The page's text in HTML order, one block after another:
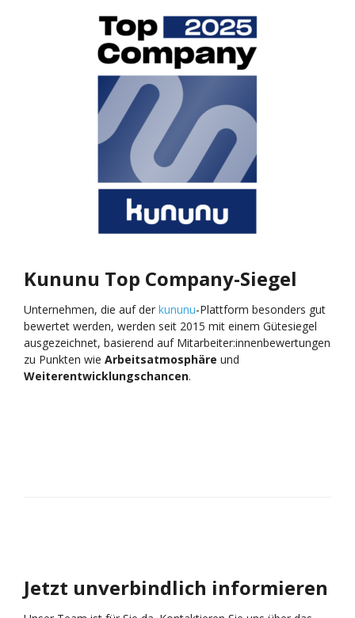
Kununu Top Company-Siegel
Unternehmen, die auf der kununu-Plattform besonders gut
bewertet werden, werden seit 2015 mit einem Gütesiegel
ausgezeichnet, basierend auf Mitarbeiter:innenbewertungen
zu Punkten wie Arbeitsatmosphäre und
Weiterentwicklungschancen.
Jetzt unverbindlich informieren